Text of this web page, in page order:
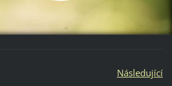
Následující